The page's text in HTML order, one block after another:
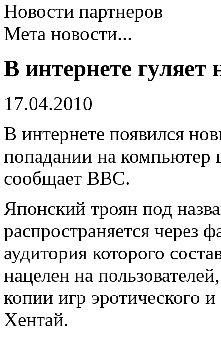
Новости партнеров
Мета новости...
В интернете
17.04.2010
В интернете появился
попадании на компьютер
сообщает BBC.
Японский троян под
распространяется через
аудитория которого
нацелен на
копии игр эротического
Хентай.